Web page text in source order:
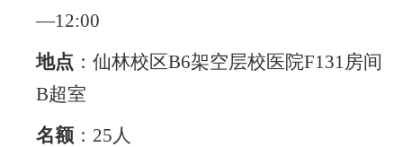
—12:00
地点 ：仙林校区B6架空层校医院F131房间
B超室
名额 ： 25人